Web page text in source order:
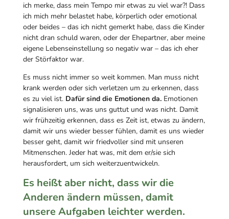
ich merke, dass mein Tempo mir etwas zu viel war?! Dass
ich mich mehr belastet habe, körperlich oder emotional
oder beides – das ich nicht gemerkt habe, dass die Kinder
nicht dran schuld waren, oder der Ehepartner, aber meine
eigene Lebenseinstellung so negativ war – das ich eher
der Störfaktor war.
Es muss nicht immer so weit kommen. Man muss nicht
krank werden oder sich verletzen um zu erkennen, dass
es zu viel ist. Dafür sind die Emotionen da.Emotionen
signalisieren uns, was uns guttut und was nicht. Damit
wir frühzeitig erkennen, dass es Zeit ist, etwas zu ändern,
damit wir uns wieder besser fühlen, damit es uns wieder
besser geht, damit wir friedvoller sind mit unseren
Mitmenschen. Jeder hat was, mit dem er/sie sich
herausfordert, um sich weiterzuentwickeln.
Es heißt aber nicht, dass wir die
Anderen ändern müssen, damit
unsere Aufgaben leichter werden.